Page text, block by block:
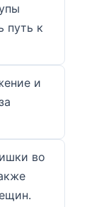
путь к
и
во